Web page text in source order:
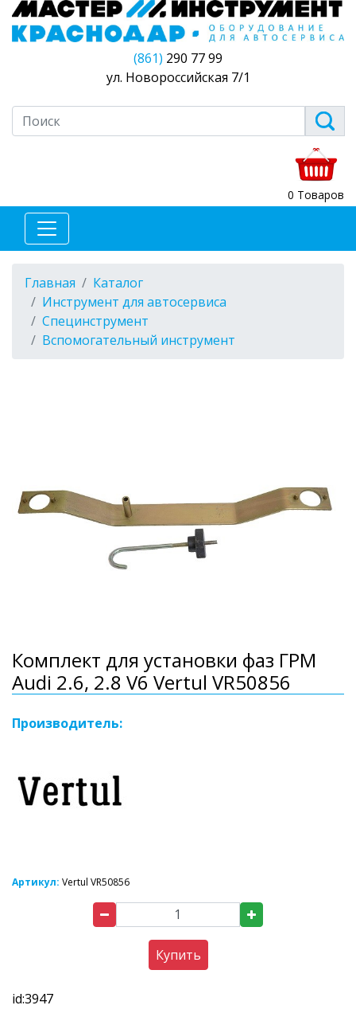
(861) 290 77 99
ул. Новороссийская 7/1
0 Товаров
Главная
Каталог
Инструмент для автосервиса
Специнструмент
Вспомогательный инструмент
Комплект для установки фаз ГРМ
Audi 2.6, 2.8 V6 Vertul VR50856
Производитель:
Артикул: Vertul VR50856
Купить
id:3947